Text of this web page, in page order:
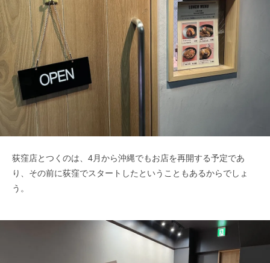
荻窪店とつくのは、4月から沖縄でもお店を再開する予定であ
り、その前に荻窪でスタートしたということもあるからでしょ
う。